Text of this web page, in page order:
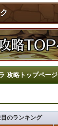
攻略トップページ
のランキング